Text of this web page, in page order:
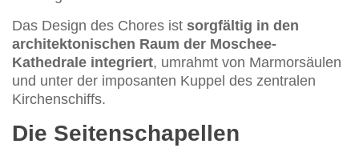
Das Design des Chores ist sorgfältig in den
architektonischen Raum der Moschee-
Kathedrale integriert, umrahmt von Marmorsäulen
und unter der imposanten Kuppel des zentralen
Kirchenschiffs.
Die Seitenschapellen